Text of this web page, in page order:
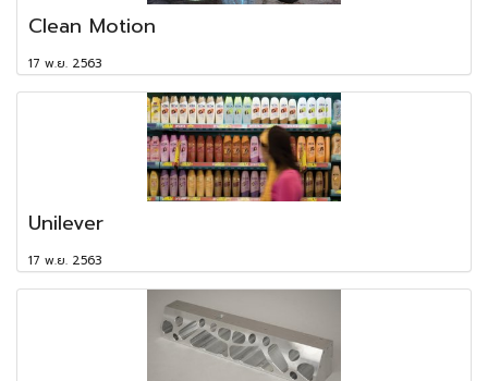
Clean Motion
17 พ.ย. 2563
Unilever
17 พ.ย. 2563